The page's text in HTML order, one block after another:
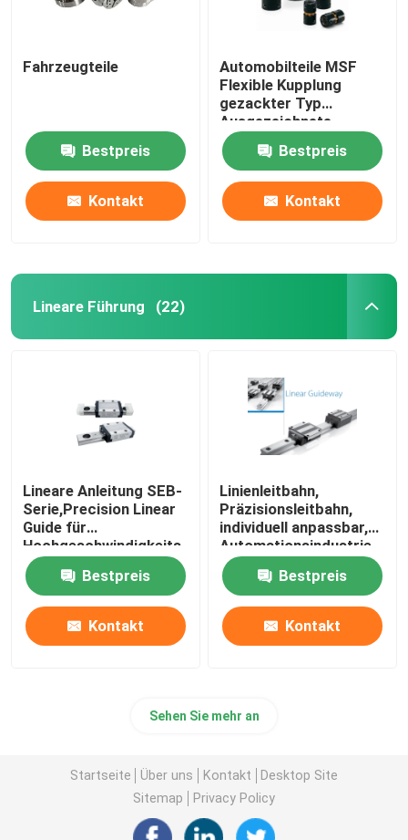
Fahrzeugteile
Bestpreis
Kontakt
Automobilteile MSF
Flexible Kupplung
gezackter Typ
Ausgezeichnete
Elastizitätswirkung
Bestpreis
Kontakt
Lineare Führung (22)
Lineare Anleitung SEB-
Serie,Precision Linear
Guide für
Hochgeschwindigkeits-
und
Hochpräzisionsanwendungen.
Bestpreis
Kontakt
Linienleitbahn,
Präzisionsleitbahn,
individuell anpassbar,
Automationsindustrie
Bestpreis
Kontakt
Sehen Sie mehr an
Startseite Über uns Kontakt
Desktop Site
Sitemap
Privacy Policy